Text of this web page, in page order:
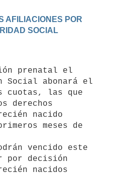
AFILIACIONES POR
SOCIAL
Social abonará el
cuotas, las que
derechos
nacido
meses de
vencido este
por decisión
nacidos